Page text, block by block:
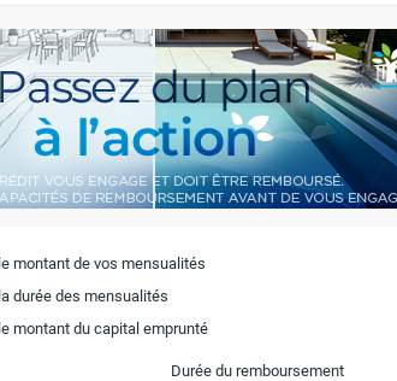
le montant de vos mensualités
la durée des mensualités
le montant du capital emprunté
Durée du remboursement